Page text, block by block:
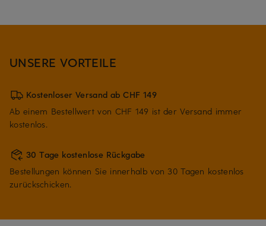
UNSERE VORTEILE
Kostenloser Versand ab CHF 149
Ab einem Bestellwert von CHF 149 ist der Versand immer
kostenlos.
30 Tage kostenlose Rückgabe
Bestellungen können Sie innerhalb von 30 Tagen kostenlos
zurückschicken.